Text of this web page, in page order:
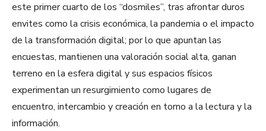
este primer cuarto de los “dosmiles”, tras afrontar duros
envites como la crisis económica, la pandemia o el impacto
de la transformación digital; por lo que apuntan las
encuestas, mantienen una valoración social alta, ganan
terreno en la esfera digital y sus espacios físicos
experimentan un resurgimiento como lugares de
encuentro, intercambio y creación en torno a la lectura y la
información.